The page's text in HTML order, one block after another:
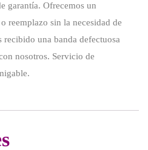
garantía. Ofrecemos un
reemplazo sin la necesidad de
recibido una banda defectuosa
nosotros. Servicio de